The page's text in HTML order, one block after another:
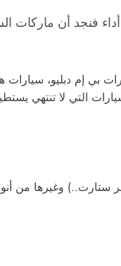
فنجد أن ماركات
بي إم دبليو، سيارات
لا تنتهي يستطيع
ستارت..) وغيرها من